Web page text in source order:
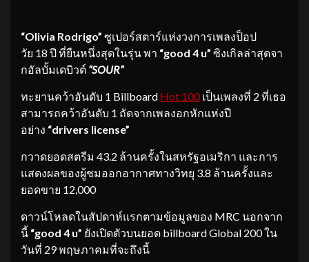
“Olivia Rodrigo” ซูเปอร์สตาร์แห่งวงการเพลงป็อป
วัย 18 ปี ที่ยืนหนึ่งสุดในรุ่น พา “good 4 u” ซิงเกิลล่าสุดจา
กอัลบั้มเดบิวต์ “SOUR”
ทะยานคว้าอันดับ 1 Billboard Hot 100 เป็นเพลงที่ 2 ที่เธอ
สามารถคว้าอันดับ 1 ถัดจากเพลงอกหักแห่งปี
อย่าง “drivers license”
กวาดยอดสตรีม 43.2 ล้านครั้งในสหรัฐอเมริกา และการ
แสดงผลของผู้ชมออกอากาศทางวิทยุ 3.8 ล้านครั้งและ
ยอดขาย 12,000
ดาวน์โหลดในสัปดาห์แรกตามข้อมูลของ MRC นอกจาก
นี้ “good 4 u” ยังเปิดตัวบนยอด billboard Global 200 ใน
วันที่ 29 พฤษภาคมที่จะถึงนี้